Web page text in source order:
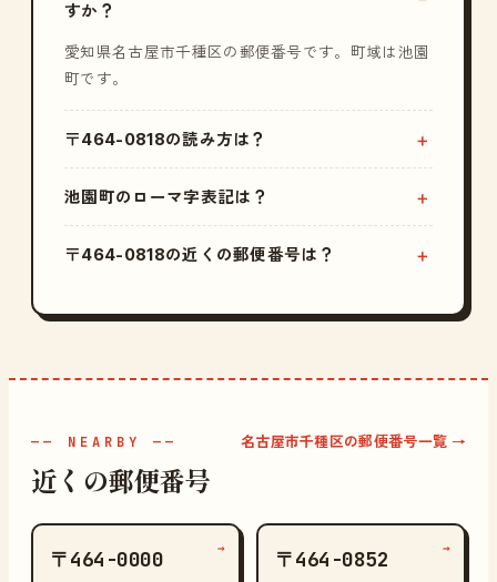
すか？
愛知県名古屋市千種区の郵便番号です。町域は池園
町です。
〒464-0818の読み方は？
池園町のローマ字表記は？
〒464-0818の近くの郵便番号は？
—— NEARBY ——
近くの郵便番号
名古屋市千種区の郵便番号一覧 →
〒464-0000 → 〒464-0852 →